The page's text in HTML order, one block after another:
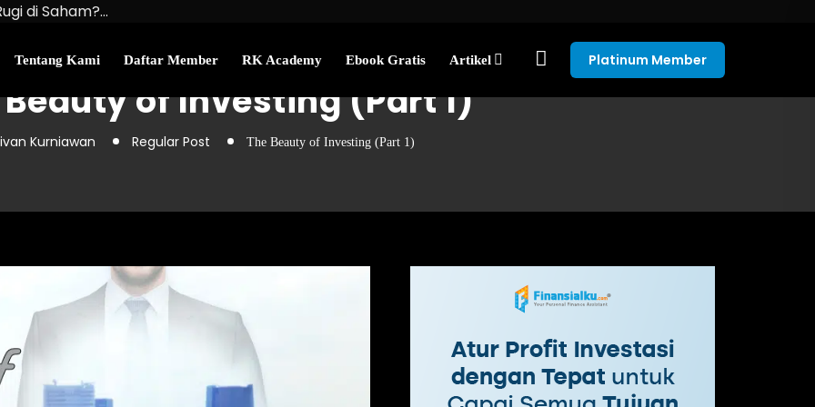
di Saham?…
Uang Perlu…
Tentang Kami Daftar Member RK Academy Ebook Gratis Artikel Platinum Member
Beauty of Investing (Part 1)
Kurniawan Regular Post The Beauty of Investing (Part 1)